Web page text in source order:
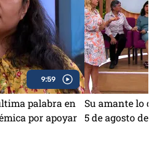
9:59
palabra en
por apoyar
Su amante lo
5 de agosto del